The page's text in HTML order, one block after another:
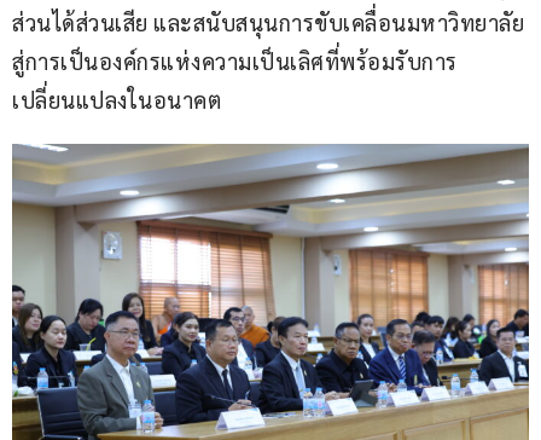
ส่วนได้ส่วนเสีย และสนับสนุนการขับเคลื่อนมหาวิทยาลัย
สู่การเป็นองค์กรแห่งความเป็นเลิศที่พร้อมรับการ
เปลี่ยนแปลงในอนาคต